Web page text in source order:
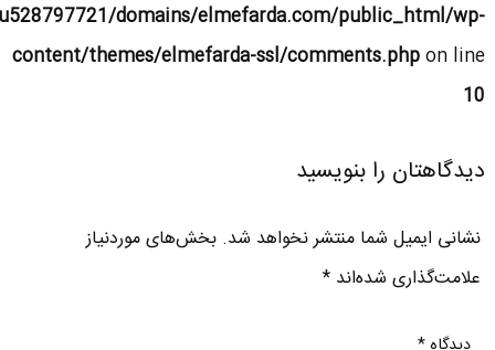
domains/elmefarda.com/public_html/wp-
content/themes/elmefarda-ssl/comments.phpon line
10
دیدگاهتان را بنویسید
نشانی ایمیل شما منتشر نخواهد شد. بخش‌های موردنیاز
علامت‌گذاری شده‌اند*